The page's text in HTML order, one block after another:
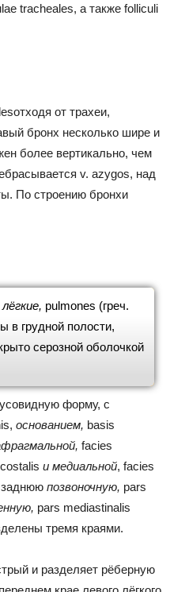
tracheales, а также folliculi
от трахеи,
бронх несколько шире и
более вертикально, чем
v. azygos, над
По строению бронхи
лёгкие, pulmones (греч.
в грудной полости,
серозной оболочкой
форму, с
основанием, basis
facies
и медиальной, facies
заднюю позвоночную, pars
pars mediastinalis
тремя краями.
и разделяет рёберную